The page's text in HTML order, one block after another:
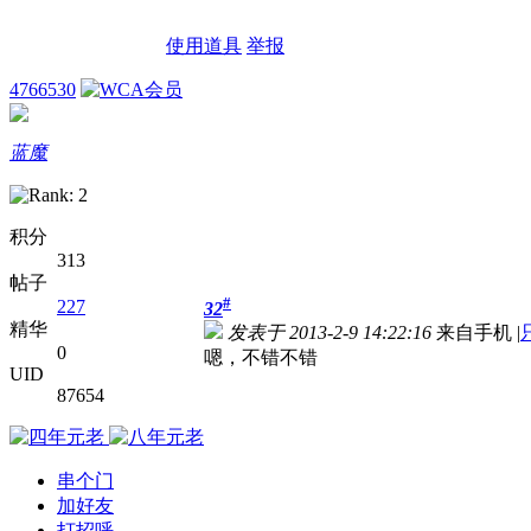
使用道具 举报
4766530
蓝魔
积分
313
帖子
227
精华
0
UID
87654
串个门
加好友
32#
发表于 2013-2-9 14:22:16 来自手机 |
嗯，不错不错